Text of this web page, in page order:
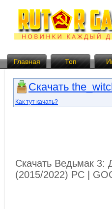
Главная Топ
Скачать
Как тут качать?
Скачать Ведьмак 3:
(2015/2022) PC |